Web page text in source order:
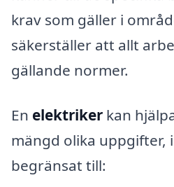
krav som gäller i
säkerställer att allt
gällande normer.
En elektriker kan
mängd olika uppgifter,
begränsat till: